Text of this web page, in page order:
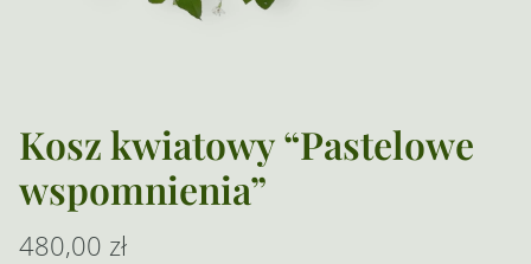
Kosz kwiatowy “Pastelowe
wspomnienia”
480,00 zł